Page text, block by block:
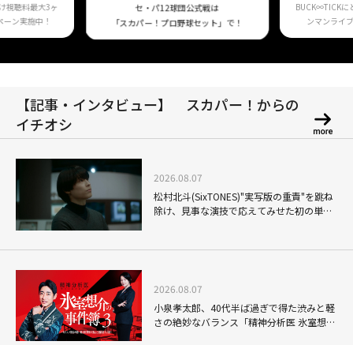
視聴料最大3ヶ
ン実施中！
セ・パ12球団公式戦は
「スカパー！プロ野球セット」で！
BUCK∞TICKに
ンマンライ
【記事・インタビュー】 スカパー！からの
イチオシ
2026.08.07
松村北斗(SixTONES)"実写版の重責"を跳ね
除け、見事な演技で応えてみせた初の単独
2026.08.07
小泉孝太郎、40代半ば過ぎで得た渋みと軽
さの絶妙なバランス「精神分析医 氷室想介